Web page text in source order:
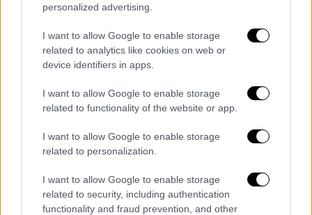
personalized advertising.
I want to allow Google to enable storage
related to analytics like cookies on web or
device identifiers in apps.
I want to allow Google to enable storage
related to functionality of the website or app.
I want to allow Google to enable storage
related to personalization.
I want to allow Google to enable storage
related to security, including authentication
functionality and fraud prevention, and other
View this post on Instagram